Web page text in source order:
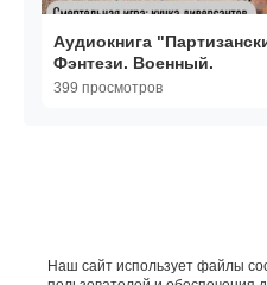
Аудиокнига
Фэнтези. Военный.
399 просмотров
Наш сайт использует файлы